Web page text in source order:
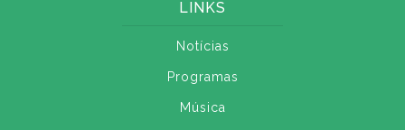
LINKS
Notícias
Programas
Música